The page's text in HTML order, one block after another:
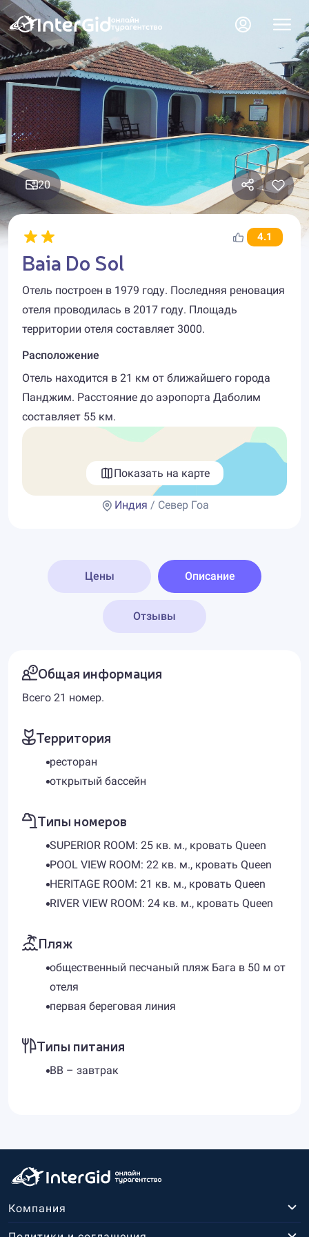
20
4.1
Baia Do Sol
Отель построен в 1979 году. Последняя реновация
отеля проводилась в 2017 году. Площадь
территории отеля составляет 3000.
Расположение
Отель находится в 21 км от ближайшего города
Панджим. Расстояние до аэропорта Даболим
составляет 55 км.
Показать на карте
Индия / Север Гоа
Цены Описание
Отзывы
Общая информация
Всего 21 номер.
Территория
ресторан
открытый бассейн
Типы номеров
SUPERIOR ROOM: 25 кв. м., кровать Queen
POOL VIEW ROOM: 22 кв. м., кровать Queen
HERITAGE ROOM: 21 кв. м., кровать Queen
RIVER VIEW ROOM: 24 кв. м., кровать Queen
Пляж
общественный песчаный пляж Бага в 50 м от
отеля
первая береговая линия
Типы питания
BB – завтрак
Компания